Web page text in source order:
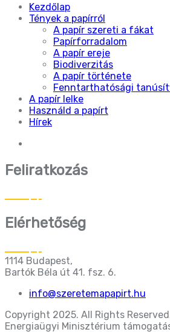
Kezdőlap
Tények a papírról
A papír szereti a fákat
Papírforradalom
A papír ereje
Biodiverzitás
A papír története
Fenntarthatósági
A papír lelke
Használd a papírt
Hírek
Feliratkozás
Elérhetőség
1114 Budapest,
Bartók Béla út 41. fsz. 6.
info@szeretemapapirt.hu
Copyright 2025. All Rights
Energiaügyi Minisztérium